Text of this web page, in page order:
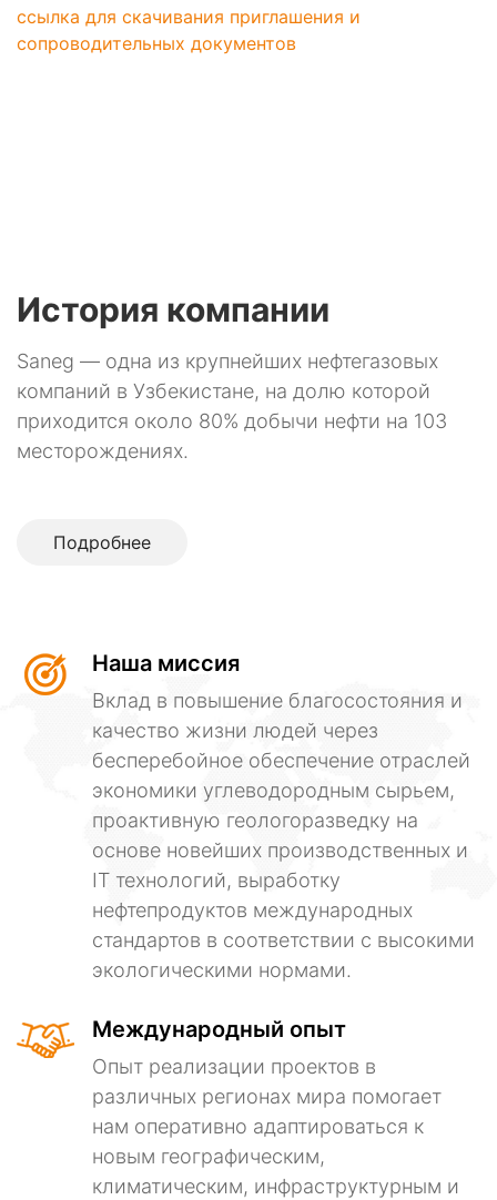
ссылка для скачивания приглашения и
сопроводительных документов
История компании
Saneg — одна из крупнейших нефтегазовых
компаний в Узбекистане, на долю которой
приходится около 80% добычи нефти на 103
месторождениях.
Подробнее
Наша миссия
Вклад в повышение благосостояния и
качество жизни людей через
бесперебойное обеспечение отраслей
экономики углеводородным сырьем,
проактивную геологоразведку на
основе новейших производственных и
IT технологий, выработку
нефтепродуктов международных
стандартов в соответствии с высокими
экологическими нормами.
Международный опыт
Опыт реализации проектов в
различных регионах мира помогает
нам оперативно адаптироваться к
новым географическим,
климатическим, инфраструктурным и